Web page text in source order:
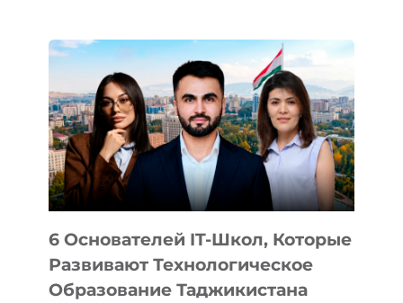
ВНЕШНЕГО
ВИДА
НОВОГО
УСТРОЙСТВА
ОТ
OPENAI
6 Основателей IT-Школ, Которые
Развивают Технологическое
Образование Таджикистана